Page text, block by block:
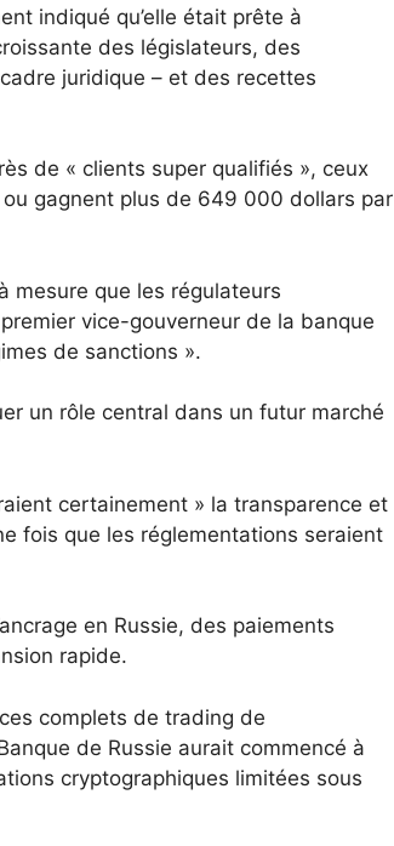
indiqué qu’elle était prête à
des législateurs, des
juridique – et des recettes
de « clients super qualifiés », ceux
gagnent plus de 649 000 dollars par
mesure que les régulateurs
vice-gouverneur de la banque
de sanctions ».
un rôle central dans un futur marché
certainement » la transparence et
fois que les réglementations seraient
en Russie, des paiements
rapide.
complets de trading de
de Russie aurait commencé à
cryptographiques limitées sous